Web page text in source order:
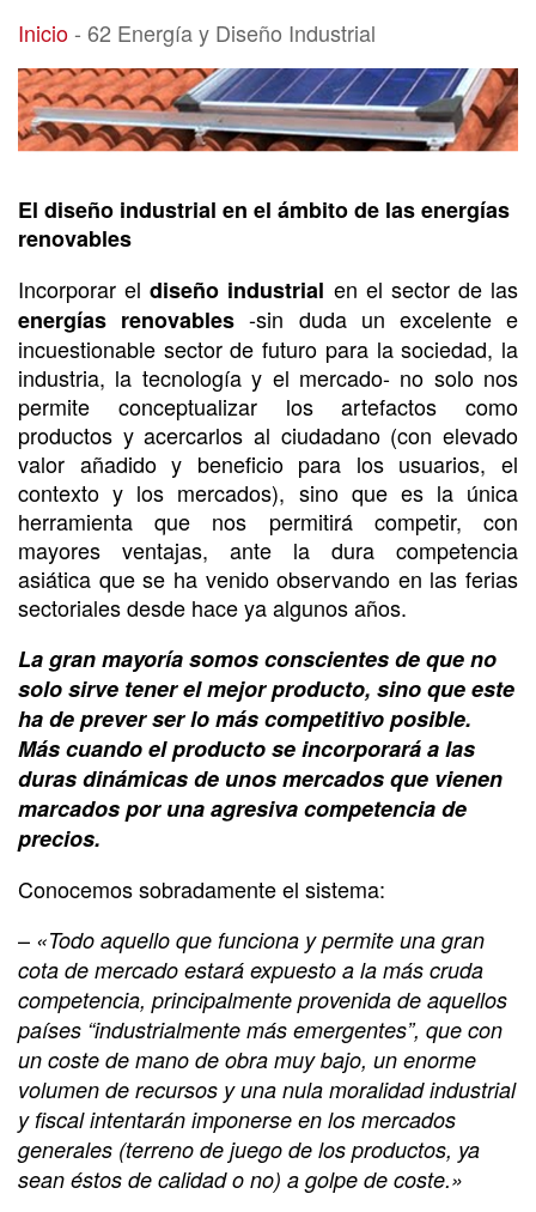
62 Energía y Diseño Industrial
Inicio- 62 Energía y Diseño Industrial
El diseño industrial en el ámbito de las energías
renovables
Incorporar eldiseño industrial en el sector de las
energías renovables -sin duda un excelente e
incuestionable sector de futuro para la sociedad, la
industria, la tecnología y el mercado- no solo nos
permite conceptualizar los artefactos como
productos y acercarlos al ciudadano (con elevado
valor añadido y beneficio para los usuarios, el
contexto y los mercados), sino que es la única
herramienta que nos permitirá competir, con
mayores ventajas, ante la dura competencia
asiática que se ha venido observando en las ferias
sectoriales desde hace ya algunos años.
La gran mayoría somos conscientes de que no
solo sirve tener el mejor producto, sino que este
ha de prever ser lo más competitivo posible.
Más cuando el producto se incorporará a las
duras dinámicas de unos mercados que vienen
marcados por una agresiva competencia de
precios.
Conocemos sobradamente el sistema:
– «Todo aquello que funciona y permite una gran
cota de mercado estará expuesto a la más cruda
competencia, principalmente provenida de aquellos
países “industrialmente más emergentes”, que con
un coste de mano de obra muy bajo, un enorme
volumen de recursos y una nula moralidad industrial
y fiscal intentarán imponerse en los mercados
generales (terreno de juego de los productos, ya
sean éstos de calidad o no) a golpe de coste.»